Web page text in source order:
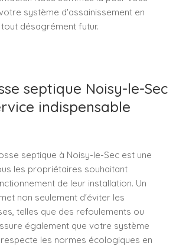
système d'assainissement en
désagrément futur.
septique Noisy-le-Sec
indispensable
septique à Noisy-le-Sec est une
les propriétaires souhaitant
de leur installation. Un
non seulement d'éviter les
telles que des refoulements ou
également que votre système
les normes écologiques en